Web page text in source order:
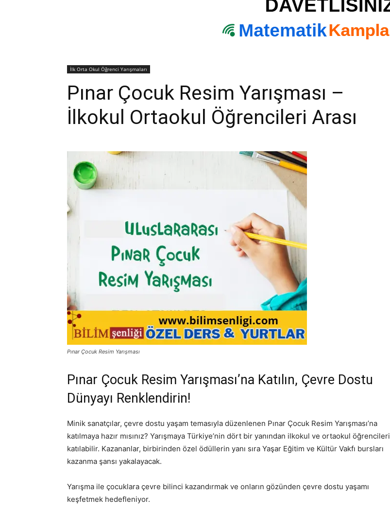
İlk Orta Okul Öğrenci Yarışmaları
Pınar Çocuk Resim Yarışması –
İlkokul Ortaokul Öğrencileri Arası
Pınar Çocuk Resim Yarışması
Pınar Çocuk Resim Yarışması’na Katılın, Çevre Dostu
Dünyayı Renklendirin!
Minik sanatçılar, çevre dostu yaşam temasıyla düzenlenen Pınar Çocuk Resim Yarışması’na
katılmaya hazır mısınız? Yarışmaya Türkiye’nin dört bir yanından ilkokul ve ortaokul öğrencileri
katılabilir. Kazananlar, birbirinden özel ödüllerin yanı sıra Yaşar Eğitim ve Kültür Vakfı bursları
kazanma şansı yakalayacak.
Yarışma ile çocuklara çevre bilinci kazandırmak ve onların gözünden çevre dostu yaşamı
keşfetmek hedefleniyor.